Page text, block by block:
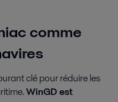
comme
clé pour réduire les
WinGD est